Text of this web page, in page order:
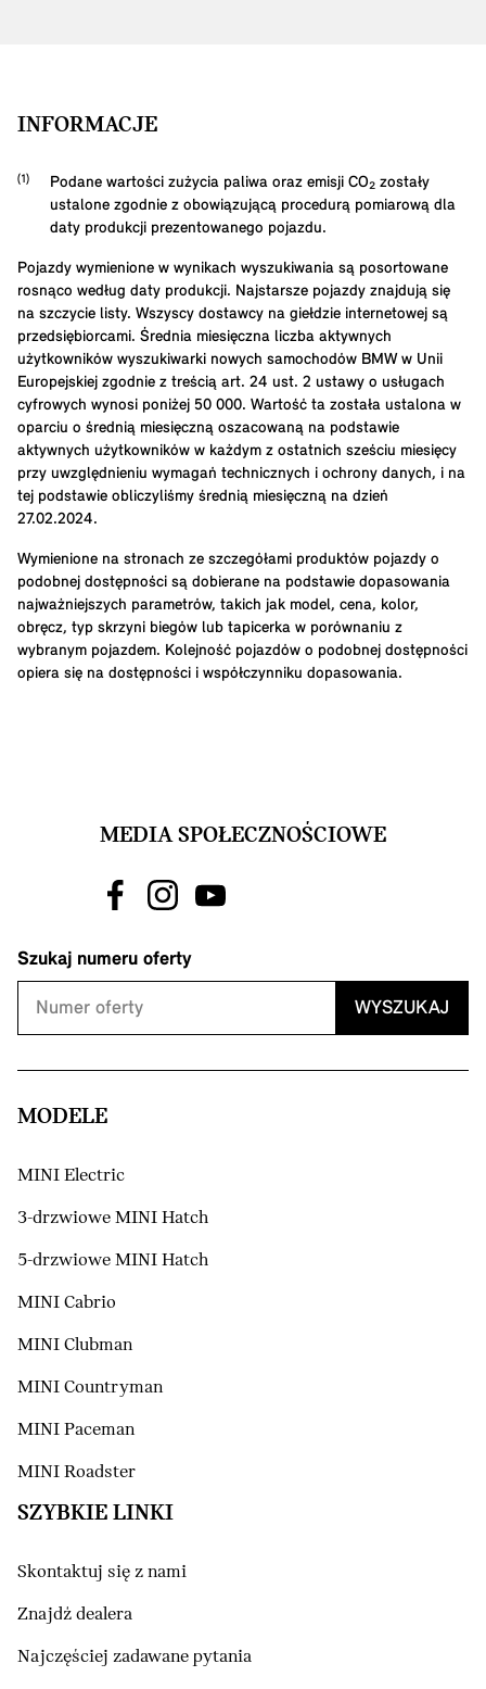
INFORMACJE
Podane wartości zużycia paliwa oraz emisji CO₂ zostały
ustalone zgodnie z obowiązującą procedurą pomiarową dla
daty produkcji prezentowanego pojazdu.
Pojazdy wymienione w wynikach wyszukiwania są posortowane
rosnąco według daty produkcji. Najstarsze pojazdy znajdują się
na szczycie listy. Wszyscy dostawcy na giełdzie internetowej są
przedsiębiorcami. Średnia miesięczna liczba aktywnych
użytkowników wyszukiwarki nowych samochodów BMW w Unii
Europejskiej zgodnie z treścią art. 24 ust. 2 ustawy o usługach
cyfrowych wynosi poniżej 50 000. Wartość ta została ustalona w
oparciu o średnią miesięczną oszacowaną na podstawie
aktywnych użytkowników w każdym z ostatnich sześciu miesięcy
przy uwzględnieniu wymagań technicznych i ochrony danych, i na
tej podstawie obliczyliśmy średnią miesięczną na dzień
27.02.2024.
Wymienione na stronach ze szczegółami produktów pojazdy o
podobnej dostępności są dobierane na podstawie dopasowania
najważniejszych parametrów, takich jak model, cena, kolor,
obręcz, typ skrzyni biegów lub tapicerka w porównaniu z
wybranym pojazdem. Kolejność pojazdów o podobnej dostępności
opiera się na dostępności i współczynniku dopasowania.
MEDIA SPOŁECZNOŚCIOWE
Szukaj numeru oferty
WYSZUKAJ
MODELE
MINI Electric
3-drzwiowe MINI Hatch
5-drzwiowe MINI Hatch
MINI Cabrio
MINI Clubman
MINI Countryman
MINI Paceman
MINI Roadster
SZYBKIE LINKI
Skontaktuj się z nami
Znajdź dealera
Najczęściej zadawane pytania